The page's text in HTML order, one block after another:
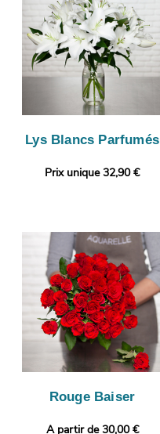
Lys Blancs Parfumés
Prix unique 32,90 €
Rouge Baiser
A partir de 30,00 €